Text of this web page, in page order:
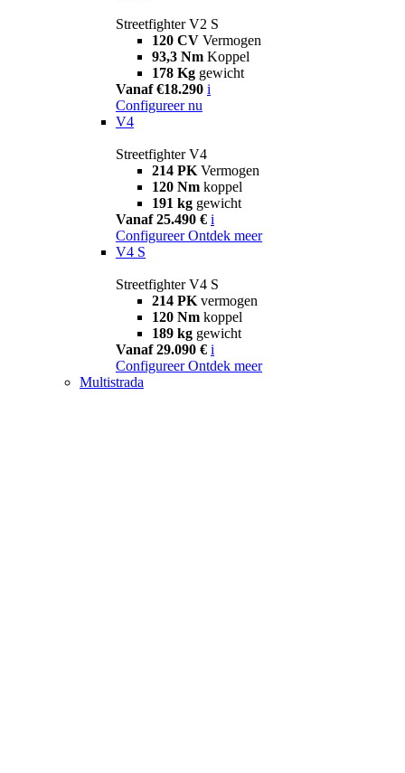
Streetfighter V2 S
120 CV Vermogen
93,3 Nm Koppel
178 Kg gewicht
Vanaf €18.290 i
Configureer nu
V4
Streetfighter V4
214 PK Vermogen
120 Nm koppel
191 kg gewicht
Vanaf 25.490 € i
Configureer Ontdek meer
V4 S
Streetfighter V4 S
214 PK vermogen
120 Nm koppel
189 kg gewicht
Vanaf 29.090 € i
Configureer Ontdek meer
Multistrada